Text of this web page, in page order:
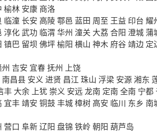
榆林 安康 商洛
临潼 长安 高陵鄠邑 蓝田 周至 王益 印台 耀
淳化武功 临渭 华州 潼关 大荔 合阳 澄城蒲
镇巴 留坝 佛坪榆阳 横山 神木 府谷靖边 定
吉安 宜春抚州 上饶
南昌县 安义 进贤 昌江 珠山 浮梁 安源湘东
丰 大余 上犹 崇义 安远 龙南 定南 全南 宁都
宜丰靖安 铜鼓丰城樟树 高安 临川 东乡 南
营口 阜新辽阳 盘锦 铁岭 朝阳 葫芦岛